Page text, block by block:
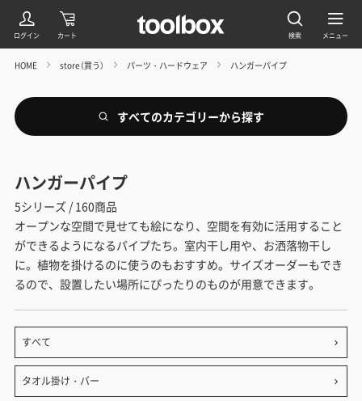
HOME store（買う） パーツ・ハードウェア ハンガーパイプ
すべてのカテゴリーから探す
ハンガーパイプ
5シリーズ / 160商品
オープンな空間で見せても絵になり、空間を有効に活用すること
ができるようになるパイプたち。室内干し用や、お洒落物干し
に。植物を掛けるのに使うのもおすすめ。サイズオーダーもでき
るので、設置したい場所にぴったりのものが用意できます。
すべて
タオル掛け・バー